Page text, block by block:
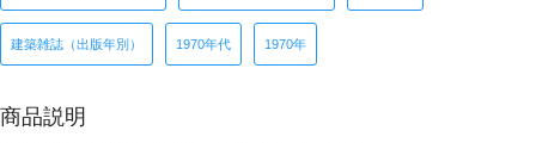
建築雑誌（出版年別） 1970年代 1970年
商品説明